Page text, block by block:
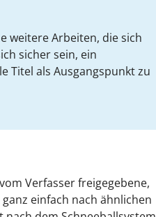
weitere Arbeiten, die sich
sicher sein, ein
Titel als Ausgangspunkt zu
Verfasser freigegebene,
einfach nach ähnlichen